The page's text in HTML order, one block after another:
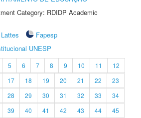
Category: RDIDP Academic
Fapesp
UNESP
5 6 7 8 9 10 11
12
17 18 19 20 21 22
23
28 29 30 31 32 33
34
39 40 41 42 43 44
45